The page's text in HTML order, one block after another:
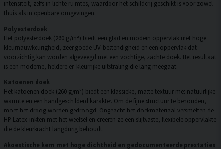
intensiteit, zelfs in lichte ruimtes, waardoor het schilderij geschikt is voor zowel
thuis als in openbare omgevingen.
Polyesterdoek
Het polyesterdoek (260 g/m²) biedt een glad en modern oppervlak met hoge
kleurnauwkeurigheid, zeer goede UV-bestendigheid en een oppervlak dat
voorzichtig kan worden afgeveegd met een vochtige, zachte doek. Het resultaat
is een moderne, heldere en kleurrijke uitstraling die lang meegaat.
Katoenen doek
Het katoenen doek (260 g/m²) biedt een klassieke, matte textuur met natuurlijke
warmte en een handgeschilderd karakter. Om de fijne structuur te behouden,
moet het droog worden gedroogd. Ongeacht het doekmateriaal versmelten de
HP Latex-inkten met het weefsel en creëren ze een slijtvaste, flexibele oppervlakte
die de kleurkracht langdurig behoudt.
Akoestische kern met hoge dichtheid en gedocumenteerde prestaties